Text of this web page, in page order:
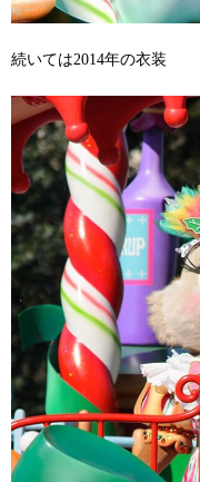
続いては2014年の衣装